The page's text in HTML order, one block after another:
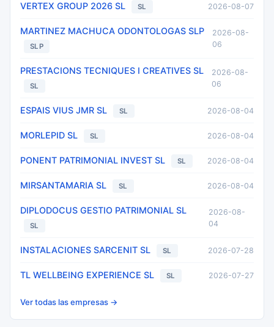
VERTEX GROUP 2026 SL SL 2026-08-07
MARTINEZ MACHUCA ODONTOLOGAS SLP
SLP
2026-08-
06
PRESTACIONS TECNIQUES I CREATIVES SL
SL
2026-08-
06
ESPAIS VIUS JMR SL SL 2026-08-04
MORLEPID SL SL 2026-08-04
PONENT PATRIMONIAL INVEST SL SL 2026-08-04
MIRSANTAMARIA SL SL 2026-08-04
DIPLODOCUS GESTIO PATRIMONIAL SL
SL
2026-08-
04
INSTALACIONES SARCENIT SL SL 2026-07-28
TL WELLBEING EXPERIENCE SL SL 2026-07-27
Ver todas las empresas →